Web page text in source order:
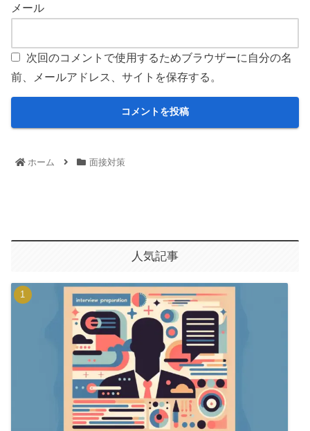
メール
次回のコメントで使用するためブラウザーに自分の名
前、メールアドレス、サイトを保存する。
ホーム 面接対策
人気記事